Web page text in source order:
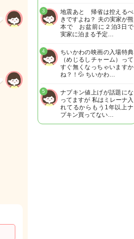
地震あと 帰省は控えるべ
きですよね？ 夫の実家が熊
本で お盆前に２泊3日で
実家に泊まる予定…
3
ちいかわの映画の入場特典
（めじるしチャーム）って
すぐ無くなっちゃいますか
ね？！💦 ちいかわ…
4
ナプキン値上げが話題にな
ってますが 私はミレーナ入
れてるからもう1年以上ナ
プキン買ってない…
5